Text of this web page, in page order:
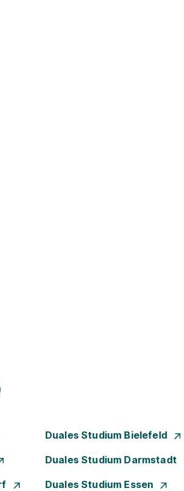
Duales Studium Bielefeld
Duales Studium Darmstadt
Duales Studium Essen